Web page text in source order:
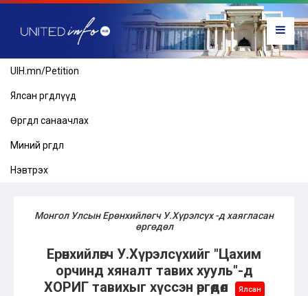
UIH.mn/Petition
Ялсан өргөдлүүд
Өргөдөл санаачлах
Миний өргөдөл
Нэвтрэх
Монгол Улсын Ерөнхийлөгч У.Хүрэлсүх -д хаягласан
өргөдөл
Ерөнхийлөгч У.Хүрэлсүхийг "Цахим
орчинд хяналт тавих хууль"-д
ХОРИГ тавихыг хүссэн өргөдөл
Ялсан